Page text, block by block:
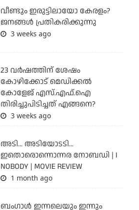
വീണ്ടും ഇരുട്ടിലായോ കേരളം?
ജനങ്ങൾ പ്രതികരിക്കുന്നു
3 weeks ago
23 വർഷത്തിന് ശേഷം
കോഴിക്കോട് മെഡിക്കൽ
കോളേജ് എസ്.എഫ്.ഐ
തിരിച്ചുപിടിച്ചത് എങ്ങനെ?
3 weeks ago
അടി... അടിയോടടി...
ഇതൊരൊന്നൊന്നര നോബഡി | I
NOBODY | MOVIE REVIEW
1 month ago
ബംഗാള്‍ ഇന്നലെയും ഇന്നും